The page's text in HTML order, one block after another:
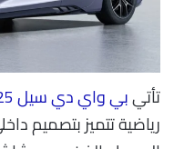
تأتيبي واي دي سيل 2025
رياضية تتميز بتصميم